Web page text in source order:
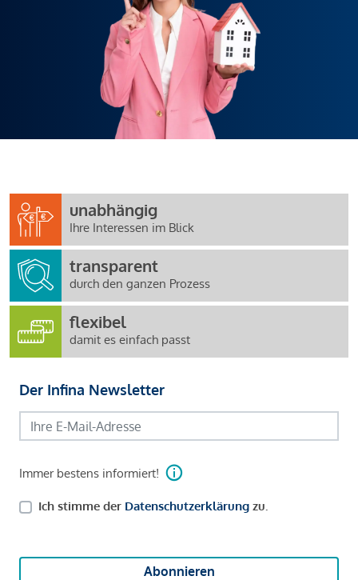
unabhängig
Ihre Interessen im Blick
transparent
durch den ganzen Prozess
flexibel
damit es einfach passt
Der Infina Newsletter
Immer bestens informiert!
Ich stimme der Datenschutzerklärung zu.
Abonnieren